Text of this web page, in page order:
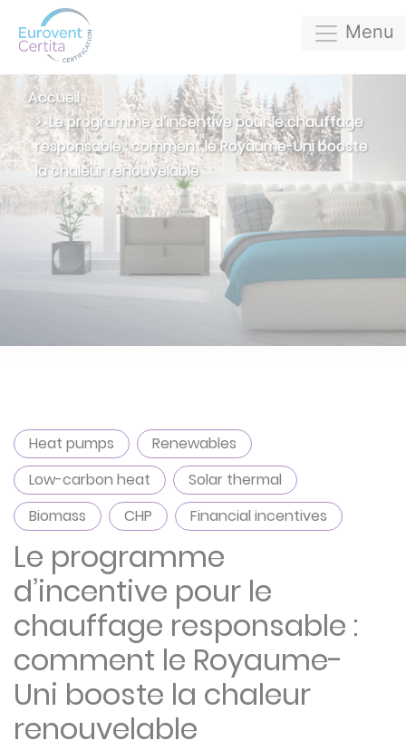
Menu
Accueil
Le programme d’incentive pour le chauffage
responsable : comment le Royaume-Uni booste
la chaleur renouvelable
Heat pumps
Renewables
Low-carbon heat
Solar thermal
Biomass
CHP Financial incentives
Le programme
d’incentive pour le
chauffage responsable :
comment le Royaume-
Uni booste la chaleur
renouvelable